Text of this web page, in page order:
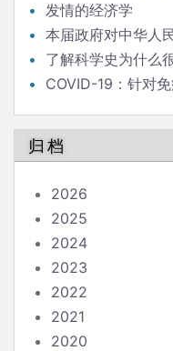
发情的经济学
本届政府对中华人
了解科学史为什么
COVID-19：针对
归档
2026
2025
2024
2023
2022
2021
2020